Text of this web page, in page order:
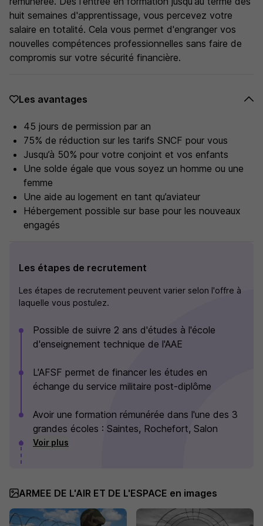
huit semaines d'apprentissage, vous percevez votre
salaire en totalité. Cela vous permet d'engranger vos
nouvelles compétences professionnelles sans faire de
compromis sur votre sécurité financière.
Les avantages
45 jours de permission par an
75% de réduction sur les tarifs SNCF pour vous
Jusqu’à 50% pour votre conjoint et vos enfants
Une solde égale que vous soyez un homme ou une
femme
Une aide au logement en tant qu’aviateur
Hébergement possible sur base pour les nouveaux
engagés
Les étapes de recrutement
Les étapes de recrutement peuvent varier selon l'offre à
laquelle vous postulez.
Possible de suivre 2 ans d'études à l'école
d'enseignement technique de l'AAE
L'AFSF permet de financer les études en
échange du service militaire post-diplôme
Avoir une formation rémunérée dans l'une des 3
grandes écoles : Saintes, Rochefort, Salon
Voir plus
ARMEE DE L'AIR ET DE L'ESPACE en images